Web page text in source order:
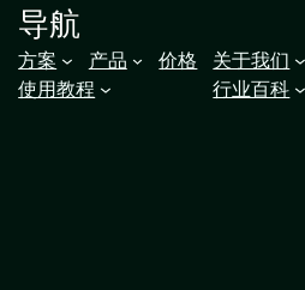
导航
方案 产品 价格
关于我们
使用教程
行业百科